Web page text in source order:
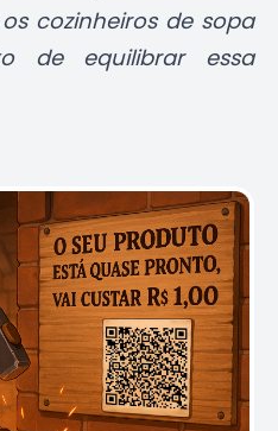
cozinheiros de sopa
de equilibrar essa